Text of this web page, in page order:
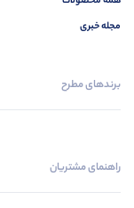
مجله خبری
برندهای مطرح
راهنمای مشتریان